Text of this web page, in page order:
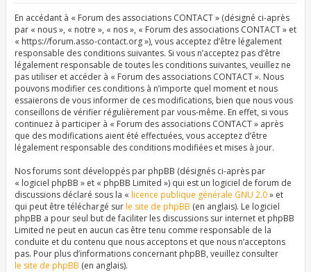
En accédant à « Forum des associations CONTACT » (désigné ci-après
par « nous », « notre », « nos », « Forum des associations CONTACT » et
« https://forum.asso-contact.org »), vous acceptez d’être légalement
responsable des conditions suivantes. Si vous n’acceptez pas d’être
légalement responsable de toutes les conditions suivantes, veuillez ne
pas utiliser et accéder à « Forum des associations CONTACT ». Nous
pouvons modifier ces conditions à n’importe quel moment et nous
essaierons de vous informer de ces modifications, bien que nous vous
conseillons de vérifier régulièrement par vous-même. En effet, si vous
continuez à participer à « Forum des associations CONTACT » après
que des modifications aient été effectuées, vous acceptez d’être
légalement responsable des conditions modifiées et mises à jour.
Nos forums sont développés par phpBB (désignés ci-après par
« logiciel phpBB » et « phpBB Limited ») qui est un logiciel de forum de
discussions déclaré sous la « licence publique générale GNU 2.0» et
qui peut être téléchargé surle site de phpBB (en anglais). Le logiciel
phpBB a pour seul but de faciliter les discussions sur internet et phpBB
Limited ne peut en aucun cas être tenu comme responsable de la
conduite et du contenu que nous acceptons et que nous n’acceptons
pas. Pour plus d’informations concernant phpBB, veuillez consulter
le site de phpBB (en anglais).